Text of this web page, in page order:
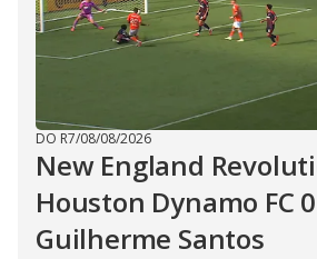
DO R7/08/08/2026
New England
Houston Dynamo FC
Guilherme Santos